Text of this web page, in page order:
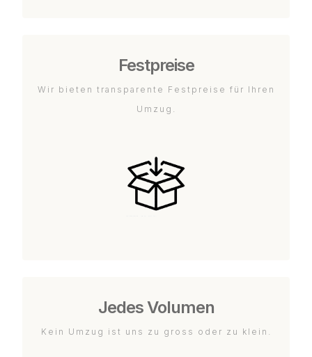
Festpreise
Wir bieten transparente Festpreise für Ihren
Umzug.
Jedes Volumen
Kein Umzug ist uns zu gross oder zu klein.